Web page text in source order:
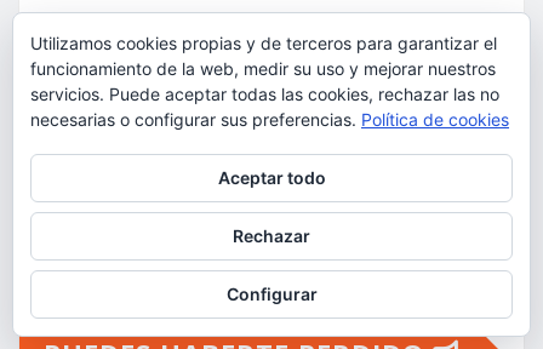
Este sitio usa Akismet para reducir el spam.Aprende
cómo se procesan los datos de tus comentarios.
Utilizamos cookies propias y de terceros para garantizar el
funcionamiento de la web, medir su uso y mejorar nuestros
servicios. Puede aceptar todas las cookies, rechazar las no
necesarias o configurar sus preferencias. Política de cookies
Aceptar todo
Rechazar
Configurar
Para obtener más información, incluido cómo gestionar las cookies,